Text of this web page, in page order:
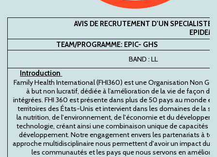
AVIS DE RECRUTEMENT D’UN SPECIALISTE
TEAM/PROGRAMME: EPIC- GHS
BAND : LL
Introduction
Family Health International (FHI360) est une Organisation Non
à but non lucratif, dédiée à l’amélioration de la vie de façon
intégrées. FHI 360 est présente dans plus de 50 pays au monde
territoires des États-Unis et intervient dans les domaines de la
la nutrition, de l'environnement, de l'économie et du
technologie, créant ainsi une combinaison unique de capacités
développement. Notre engagement envers les partenariats à
approche multidisciplinaire nous permettent d'avoir un impact
les communautés et les pays que nous servons en